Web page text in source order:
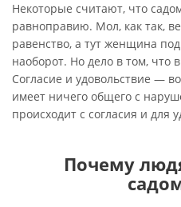
Некоторые считают, что
равноправию. Мол, как так,
равенство, а тут женщина
наоборот. Но дело в том, что
Согласие и удовольствие —
имеет ничего общего с
происходит с согласия и для
Почему